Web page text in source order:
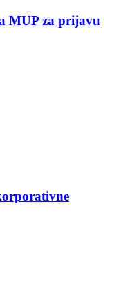
MUP za prijavu